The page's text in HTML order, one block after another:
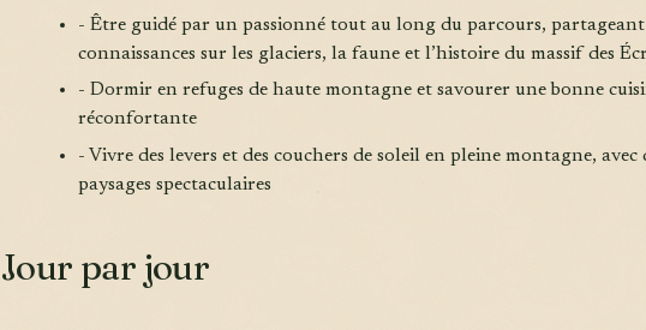
- Être guidé par un passionné tout au long du parcours, partageant
connaissances sur les glaciers, la faune et l’histoire du massif des
- Dormir en refuges de haute montagne et savourer une bonne
réconfortante
- Vivre des levers et des couchers de soleil en pleine montagne, avec
paysages spectaculaires
Jour par jour